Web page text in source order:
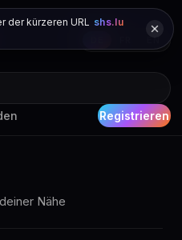
Registrieren
der kürzeren URL shs.lu
Nähe